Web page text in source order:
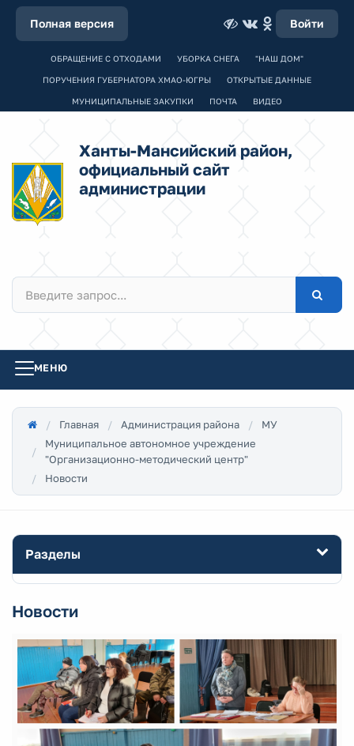
Полная версия Войти
ОБРАЩЕНИЕ С ОТХОДАМИ УБОРКА СНЕГА "НАШ ДОМ"
ПОРУЧЕНИЯ ГУБЕРНАТОРА ХМАО-ЮГРЫ ОТКРЫТЫЕ ДАННЫЕ
МУНИЦИПАЛЬНЫЕ ЗАКУПКИ ПОЧТА ВИДЕО
Ханты-Мансийский район,
официальный сайт
администрации
МЕНЮ
Главная Администрация района
МУ
Муниципальное автономное учреждение
"Организационно-методический центр"
Новости
Разделы
Новости